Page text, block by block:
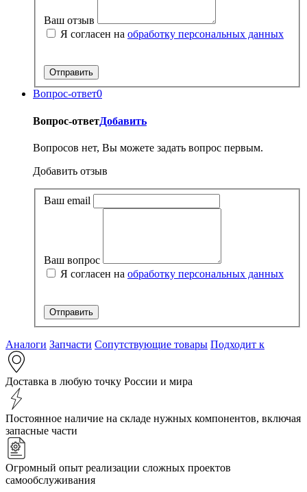
Ваш отзыв
Я согласен на обработку персональных данных
Вопрос-ответ0
Вопрос-ответДобавить
Вопросов нет, Вы можете задать вопрос первым.
Добавить отзыв
Ваш email
Ваш вопрос
Я согласен на обработку персональных данных
Аналоги Запчасти Сопутствующие товары Подходит к
Доставка в любую точку России и мира
Постоянное наличие на складе нужных компонентов, включая
запасные части
Огромный опыт реализации сложных проектов
самообслуживания